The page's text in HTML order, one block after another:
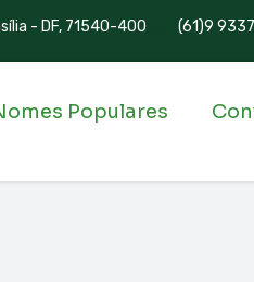
- DF, 71540-400 (61)9
Populares